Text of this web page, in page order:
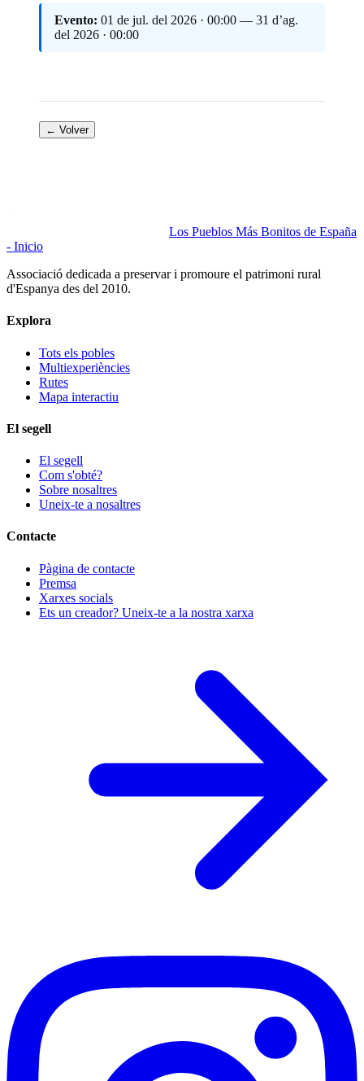
Evento: 01 de jul. del 2026 · 00:00 — 31 d’ag.
del 2026 · 00:00
← Volver
Los Pueblos Más Bonitos de España
- Inicio
Associació dedicada a preservar i promoure el patrimoni rural
d'Espanya des del 2010.
Explora
Tots els pobles
Multiexperiències
Rutes
Mapa interactiu
El segell
El segell
Com s'obté?
Sobre nosaltres
Uneix-te a nosaltres
Contacte
Pàgina de contacte
Premsa
Xarxes socials
Ets un creador? Uneix-te a la nostra xarxa